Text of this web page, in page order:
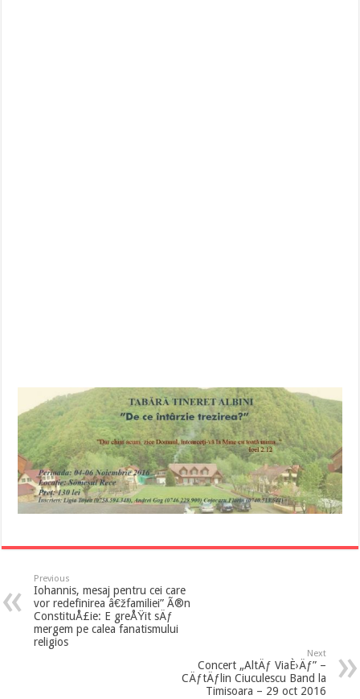
Previous
Iohannis, mesaj pentru cei care
vor redefinirea â€žfamiliei” Ã®n
ConstituÅ£ie: E greÅŸit sÄƒ
mergem pe calea fanatismului
religios
Next
Concert „AltÄƒ ViaÈ›Äƒ” –
CÄƒtÄƒlin Ciuculescu Band la
Timisoara – 29 oct 2016